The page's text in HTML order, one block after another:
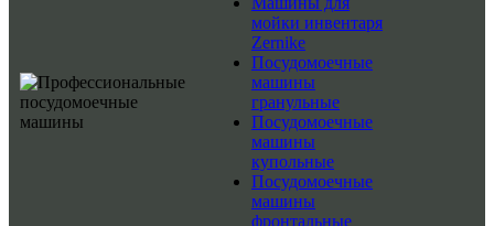
мойки инвентаря
Zernike
Посудомоечные
машины
гранульные
Посудомоечные
машины
купольные
Посудомоечные
машины
фронтальные